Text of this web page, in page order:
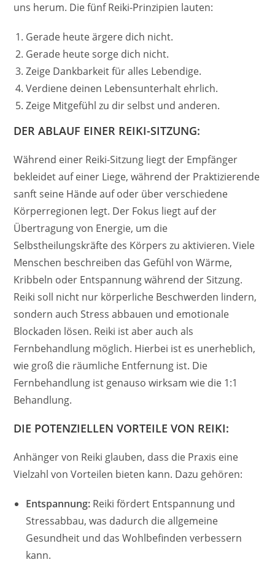
uns herum. Die fünf Reiki-Prinzipien lauten:
Gerade heute ärgere dich nicht.
Gerade heute sorge dich nicht.
Zeige Dankbarkeit für alles Lebendige.
Verdiene deinen Lebensunterhalt ehrlich.
Zeige Mitgefühl zu dir selbst und anderen.
DER ABLAUF EINER REIKI-SITZUNG:
Während einer Reiki-Sitzung liegt der Empfänger
bekleidet auf einer Liege, während der Praktizierende
sanft seine Hände auf oder über verschiedene
Körperregionen legt. Der Fokus liegt auf der
Übertragung von Energie, um die
Selbstheilungskräfte des Körpers zu aktivieren. Viele
Menschen beschreiben das Gefühl von Wärme,
Kribbeln oder Entspannung während der Sitzung.
Reiki soll nicht nur körperliche Beschwerden lindern,
sondern auch Stress abbauen und emotionale
Blockaden lösen. Reiki ist aber auch als
Fernbehandlung möglich. Hierbei ist es unerheblich,
wie groß die räumliche Entfernung ist. Die
Fernbehandlung ist genauso wirksam wie die 1:1
Behandlung.
DIE POTENZIELLEN VORTEILE VON REIKI:
Anhänger von Reiki glauben, dass die Praxis eine
Vielzahl von Vorteilen bieten kann. Dazu gehören:
Entspannung: Reiki fördert Entspannung und
Stressabbau, was dadurch die allgemeine
Gesundheit und das Wohlbefinden verbessern
kann.